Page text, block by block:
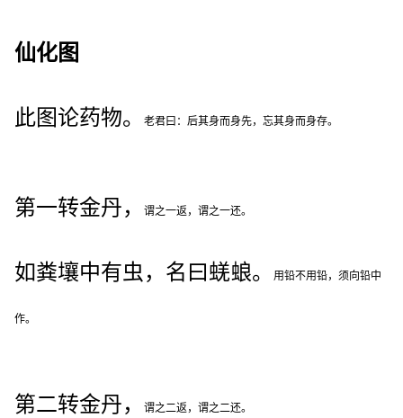
仙化图
此图论药物。 老君曰：后其身而身先，忘其身而身存。
第一转金丹， 谓之一返，谓之一还。
如粪壤中有虫，名曰蜣蜋。 用铅不用铅，须向铅中
作。
第二转金丹， 谓之二返，谓之二还。